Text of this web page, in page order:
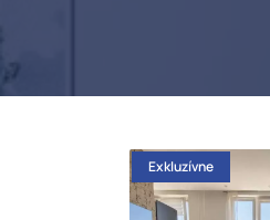
Exkluzívne